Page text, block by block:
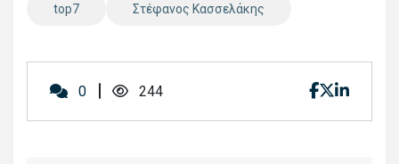
top7 Στέφανος Κασσελάκης
0 244